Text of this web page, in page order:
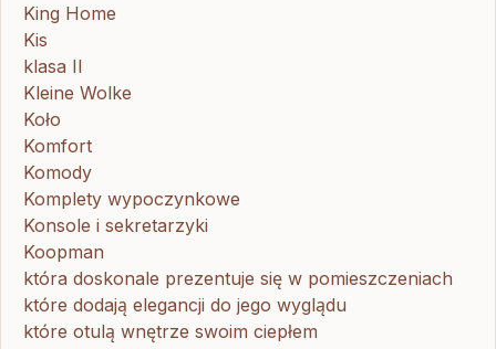
King Home
Kis
klasa II
Kleine Wolke
Koło
Komfort
Komody
Komplety wypoczynkowe
Konsole i sekretarzyki
Koopman
która doskonale prezentuje się w pomieszczeniach
które dodają elegancji do jego wyglądu
które otulą wnętrze swoim ciepłem